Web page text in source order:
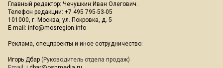
Главный редактор: Чечушкин Иван Олегович.
Телефон редакции: +7 495 795-53-05
101000, г. Москва, ул. Покровка, д. 5
E-mail: info@mosregion.info
Реклама, спецпроекты и иное сотрудничество:
Игорь Дбар (Руководитель отдела продаж)